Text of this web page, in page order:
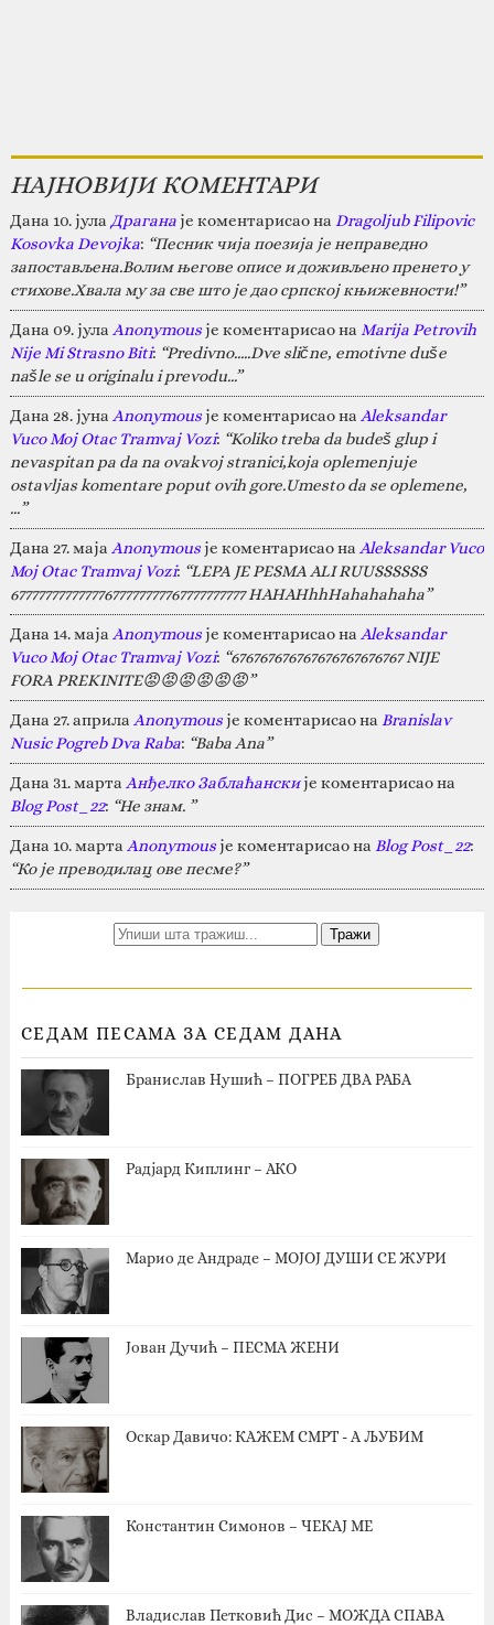
НАЈНОВИЈИ КОМЕНТАРИ
Дана 10. јула Драганаје коментарисао на Dragoljub Filipovic
Kosovka Devojka: “Песник чија поезија је неправедно
запостављена.Волим његове описе и доживљено пренето у
стихове.Хвала му за све што је дао српској књижевности!”
Дана 09. јула Anonymousје коментарисао на Marija Petrovih
Nije Mi Strasno Biti: “Predivno.....Dve slične, emotivne duše
našle se u originalu i prevodu...”
Дана 28. јуна Anonymousје коментарисао на Aleksandar
Vuco Moj Otac Tramvaj Vozi: “Koliko treba da budeš glup i
nevaspitan pa da na ovakvoj stranici,koja oplemenjuje
ostavljas komentare poput ovih gore.Umesto da se oplemene,
…”
Дана 27. маја Anonymousје коментарисао на Aleksandar Vuco
Moj Otac Tramvaj Vozi: “LEPA JE PESMA ALI RUUSSSSSS
67777777777777677777777767777777777 HAHAHhhHahahahaha”
Дана 14. маја Anonymousје коментарисао на Aleksandar
Vuco Moj Otac Tramvaj Vozi: “676767676767676767676767 NIJE
FORA PREKINITE😡😡😡😡😡😡”
Дана 27. априла Anonymousје коментарисао на Branislav
Nusic Pogreb Dva Raba: “Baba Ana”
Дана 31. марта Анђелко Заблаћанскије коментарисао на
Blog Post_22: “Не знам. ”
Дана 10. марта Anonymousје коментарисао на Blog Post_22:
“Ко је преводилац ове песме?”
СЕДАМ ПЕСАМА ЗА СЕДАМ ДАНА
Бранислав Нушић – ПОГРЕБ ДВА РАБА
Радјард Киплинг – АКО
Марио де Андраде – МОЈОЈ ДУШИ СЕ ЖУРИ
Јован Дучић – ПЕСМА ЖЕНИ
Оскар Давичо‎: КАЖЕМ СМРТ - А ЉУБИМ
Константин Симонов – ЧЕКАЈ МЕ
Владислав Петковић Дис – МОЖДА СПАВА